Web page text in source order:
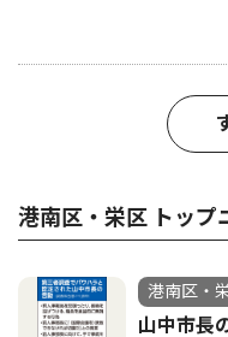
港南区・栄区 トップ
港南区・
山中市長